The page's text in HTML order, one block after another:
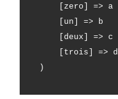
    [zero] => a
    [un] => b
    [deux] => c
    [trois] => d
)